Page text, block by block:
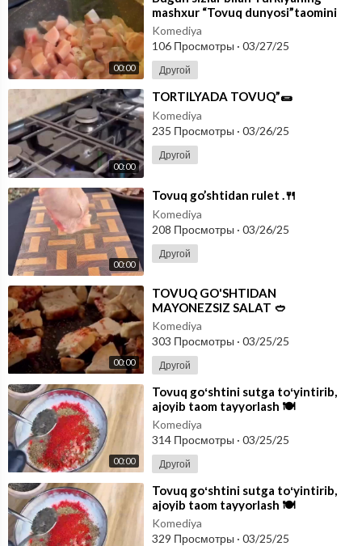
00:00
mashxur “Tovuq dunyosi”taomini
tayyorlaymiz!🤗
Komediya
106 Просмотры · 03/27/25
Другой
00:00
⁣TORTILYADA TOVUQ”🌯
Komediya
235 Просмотры · 03/26/25
Другой
00:00
⁣Tovuq go’shtidan rulet .🍴
Komediya
208 Просмотры · 03/26/25
Другой
00:00
⁣TOVUQ GO'SHTIDAN
MAYONEZSIZ SALAT 🥙
Komediya
303 Просмотры · 03/25/25
Другой
00:00
⁣Tovuq goʻshtini sutga toʻyintirib,
ajoyib taom tayyorlash 🍽
Komediya
314 Просмотры · 03/25/25
Другой
⁣Tovuq goʻshtini sutga toʻyintirib,
ajoyib taom tayyorlash 🍽
Komediya
329 Просмотры · 03/25/25